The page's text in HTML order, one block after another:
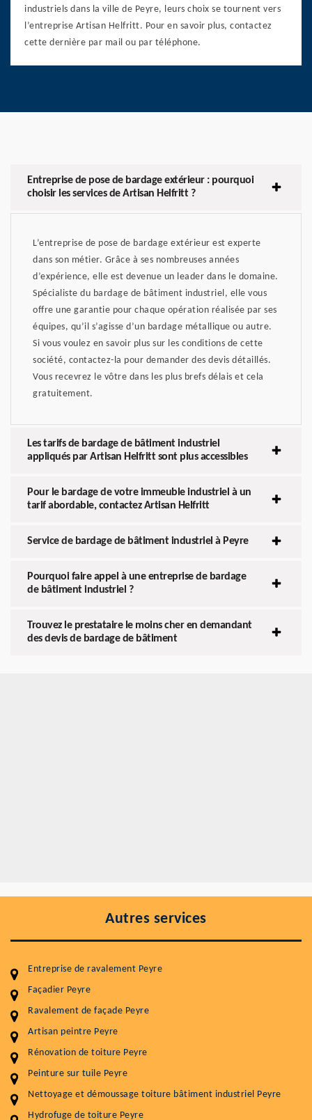
industriels dans la ville de Peyre, leurs choix se tournent vers
l’entreprise Artisan Helfritt. Pour en savoir plus, contactez
cette dernière par mail ou par téléphone.
Entreprise de pose de bardage extérieur : pourquoi
choisir les services de Artisan Helfritt ?
L’entreprise de pose de bardage extérieur est experte
dans son métier. Grâce à ses nombreuses années
d’expérience, elle est devenue un leader dans le domaine.
Spécialiste du bardage de bâtiment industriel, elle vous
offre une garantie pour chaque opération réalisée par ses
équipes, qu’il s’agisse d’un bardage métallique ou autre.
Si vous voulez en savoir plus sur les conditions de cette
société, contactez-la pour demander des devis détaillés.
Vous recevrez le vôtre dans les plus brefs délais et cela
gratuitement.
Les tarifs de bardage de bâtiment industriel
appliqués par Artisan Helfritt sont plus accessibles
Pour le bardage de votre immeuble industriel à un
tarif abordable, contactez Artisan Helfritt
Service de bardage de bâtiment industriel à Peyre
Pourquoi faire appel à une entreprise de bardage
de bâtiment industriel ?
Trouvez le prestataire le moins cher en demandant
des devis de bardage de bâtiment
Autres services
Entreprise de ravalement Peyre
Façadier Peyre
Ravalement de façade Peyre
Artisan peintre Peyre
Rénovation de toiture Peyre
Peinture sur tuile Peyre
Nettoyage et démoussage toiture bâtiment industriel Peyre
Hydrofuge de toiture Peyre
Entretenir votre toiture, c'est préserver sa
Plus de 15 ans d'expérience en couverture et facade
Service
Nettoyageb toiture